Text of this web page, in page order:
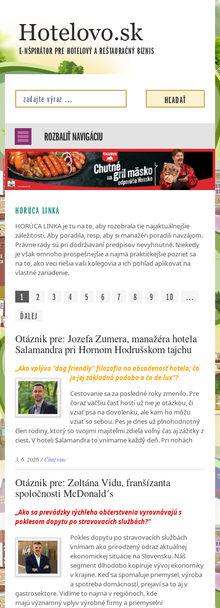
ROZBALIŤ NAVIGÁCIU
HORÚCA LINKA
HORÚCA LINKA je tu na to, aby rozobrala tie najaktuálnejšie
záležitosti. Aby poradila, resp. aby si manažéri poradili navzájom.
Právne rady sú pri dodržiavaní predpisov nevyhnutné. Niekedy
je však omnoho prospešnejšie a najmä praktickejšie pozrieť sa
na to, ako veci riešia vaši kolegovia a ich pohľad aplikovať na
vlastné zariadenie.
1 2 3 4 5 6 7 8 9 10
...
ĎALEJ
Otáznik pre: Jozefa Zumera, manažéra hotela
Salamandra pri Hornom Hodrušskom tajchu
„Ako vplýva “dog friendly“ filozofia na obsadenosť hotela; čo
je jej základná podoba ačo de lux“?
Cestovanie sa za posledné roky zmenilo. Pre
čoraz väčšiu časť hostí už nie je otázkou, či
vziať psa na dovolenku, ale kam ho môžu
vziať so sebou. Pes je dnes už plnohodnotný
člen rodiny, ktorý so svojimi majiteľmi zdieľa voľný čas aj zážitky z
ciest. V hoteli Salamandra to vnímame každý deň. Pri nohách
3. 6. 2026 /Čítať viac
Otáznik pre: Zoltána Vidu, franšízanta
spoločnosti McDonald´s
„Ako sa prevádzky rýchleho občerstvenia vyrovnávajú s
poklesom dopytu po stravovacích službách?“
Pokles dopytu po stravovacích službách
vnímam ako prirodzený odraz aktuálnej
ekonomickej situácie na Slovensku. Náš
segment dlhodobo kopíruje vývoj ekonomiky
v krajine. Keď sa spomaľuje priemysel, výroba
a spotreba domácností, prejaví sa to aj v
gastrosektore. Vidíme to najmä v regiónoch, kde
majú významný vplyv výrobné firmy a priemyselní